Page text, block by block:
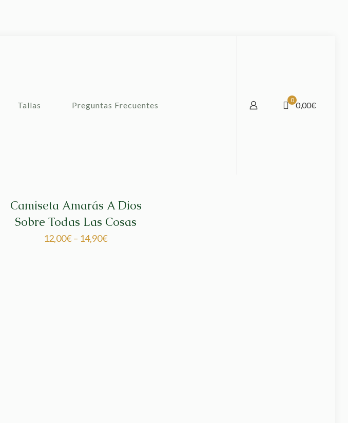
Tallas Preguntas Frecuentes
0
0,00€
Camiseta Amarás A Dios
Sobre Todas Las Cosas
12,00€– 14,90€